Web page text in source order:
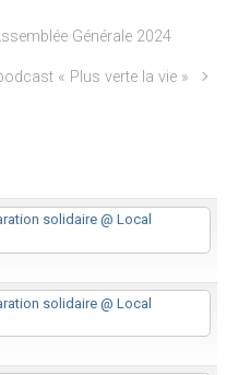
Générale 2024
« Plus verte la vie »
solidaire@ Local
solidaire @ Local